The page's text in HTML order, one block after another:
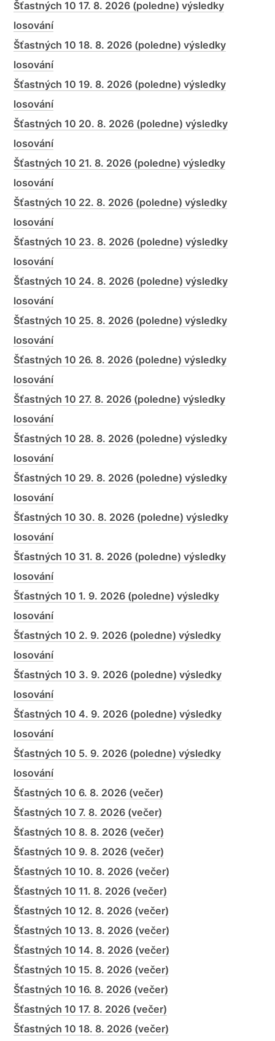
Šťastných 10 17. 8. 2026 (poledne) výsledky
losování
Šťastných 10 18. 8. 2026 (poledne) výsledky
losování
Šťastných 10 19. 8. 2026 (poledne) výsledky
losování
Šťastných 10 20. 8. 2026 (poledne) výsledky
losování
Šťastných 10 21. 8. 2026 (poledne) výsledky
losování
Šťastných 10 22. 8. 2026 (poledne) výsledky
losování
Šťastných 10 23. 8. 2026 (poledne) výsledky
losování
Šťastných 10 24. 8. 2026 (poledne) výsledky
losování
Šťastných 10 25. 8. 2026 (poledne) výsledky
losování
Šťastných 10 26. 8. 2026 (poledne) výsledky
losování
Šťastných 10 27. 8. 2026 (poledne) výsledky
losování
Šťastných 10 28. 8. 2026 (poledne) výsledky
losování
Šťastných 10 29. 8. 2026 (poledne) výsledky
losování
Šťastných 10 30. 8. 2026 (poledne) výsledky
losování
Šťastných 10 31. 8. 2026 (poledne) výsledky
losování
Šťastných 10 1. 9. 2026 (poledne) výsledky
losování
Šťastných 10 2. 9. 2026 (poledne) výsledky
losování
Šťastných 10 3. 9. 2026 (poledne) výsledky
losování
Šťastných 10 4. 9. 2026 (poledne) výsledky
losování
Šťastných 10 5. 9. 2026 (poledne) výsledky
losování
Šťastných 10 6. 8. 2026 (večer)
Šťastných 10 7. 8. 2026 (večer)
Šťastných 10 8. 8. 2026 (večer)
Šťastných 10 9. 8. 2026 (večer)
Šťastných 10 10. 8. 2026 (večer)
Šťastných 10 11. 8. 2026 (večer)
Šťastných 10 12. 8. 2026 (večer)
Šťastných 10 13. 8. 2026 (večer)
Šťastných 10 14. 8. 2026 (večer)
Šťastných 10 15. 8. 2026 (večer)
Šťastných 10 16. 8. 2026 (večer)
Šťastných 10 17. 8. 2026 (večer)
Šťastných 10 18. 8. 2026 (večer)